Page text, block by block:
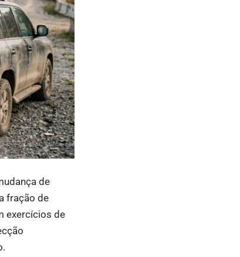
de
fração de
exercícios de